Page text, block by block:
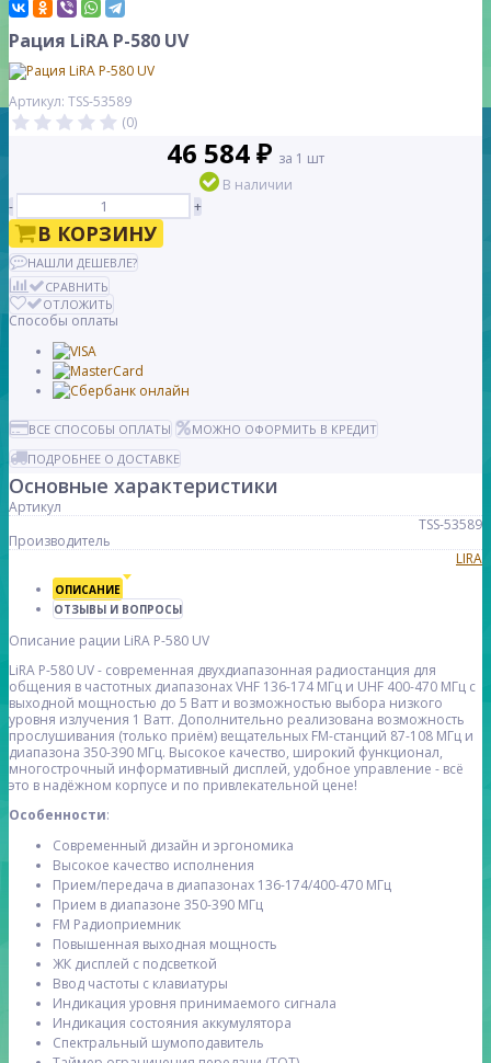
Рация LiRA P-580 UV
Артикул: TSS-53589
(0)
46 584 ₽ за 1 шт
В наличии
-
+
В КОРЗИНУ
НАШЛИ ДЕШЕВЛЕ?
СРАВНИТЬ
ОТЛОЖИТЬ
Способы оплаты
ВСЕ СПОСОБЫ ОПЛАТЫ
МОЖНО ОФОРМИТЬ В КРЕДИТ
ПОДРОБНЕЕ О ДОСТАВКЕ
Основные характеристики
Артикул
TSS-53589
Производитель
LIRA
ОПИСАНИЕ
ОТЗЫВЫ И ВОПРОСЫ
Описание рации LiRA P-580 UV
LiRA P-580 UV - cовременная двухдиапазонная радиостанция для
общения в частотных диапазонах VHF 136-174 МГц и UHF 400-470 МГц с
выходной мощностью до 5 Ватт и возможностью выбора низкого
уровня излучения 1 Ватт. Дополнительно реализована возможность
прослушивания (только приём) вещательных FM-станций 87-108 МГц и
диапазона 350-390 МГц. Высокое качество, широкий функционал,
многострочный информативный дисплей, удобное управление - всё
это в надёжном корпусе и по привлекательной цене!
Особенности:
Современный дизайн и эргономика
Высокое качество исполнения
Прием/передача в диапазонах 136-174/400-470 МГц
Прием в диапазоне 350-390 МГц
FM Радиоприемник
Повышенная выходная мощность
ЖК дисплей с подсветкой
Ввод частоты с клавиатуры
Индикация уровня принимаемого сигнала
Индикация состояния аккумулятора
Спектральный шумоподавитель